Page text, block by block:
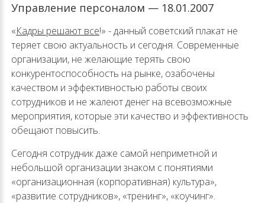
Управление персоналом — 18.01.2007
«Кадры решают все!» - данный советский плакат не
теряет свою актуальность и сегодня. Современные
организации, не желающие терять свою
конкурентоспособность на рынке, озабочены
качеством и эффективностью работы своих
сотрудников и не жалеют денег на всевозможные
мероприятия, которые эти качество и эффективность
обещают повысить.
Сегодня сотрудник даже самой неприметной и
небольшой организации знаком с понятиями
«организационная (корпоративная) культура»,
«развитие сотрудников», «тренинг», «коучинг».